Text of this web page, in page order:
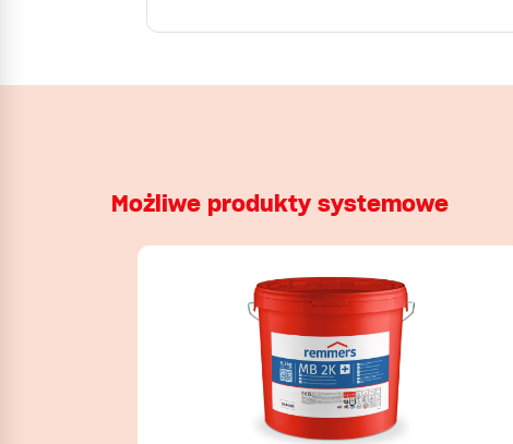
Możliwe produkty systemowe